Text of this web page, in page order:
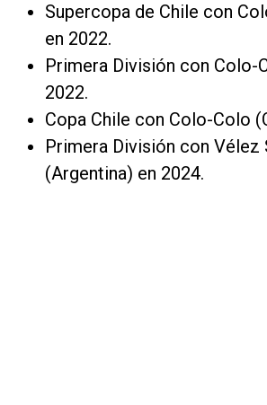
Supercopa de Chile con
en 2022.
Primera División con Colo-
2022.
Copa Chile con Colo-Colo
Primera División con Vélez
(Argentina) en 2024.